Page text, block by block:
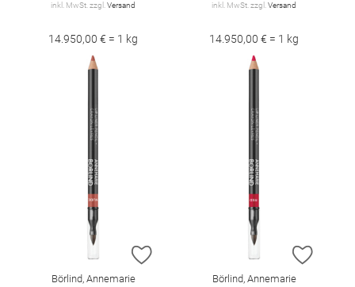
inkl. MwSt. zzgl. Versand
14.950,00 € = 1 kg
inkl. MwSt. zzgl. Versand
14.950,00 € = 1 kg
ZUR WUNSCHLISTE HINZUFÜGEN
Börlind, Annemarie
ZUR
Börlind, Annemarie